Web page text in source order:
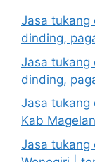
Jasa tukang
dinding,
Jasa tukang
dinding,
Jasa tukang
Kab
Jasa tukang